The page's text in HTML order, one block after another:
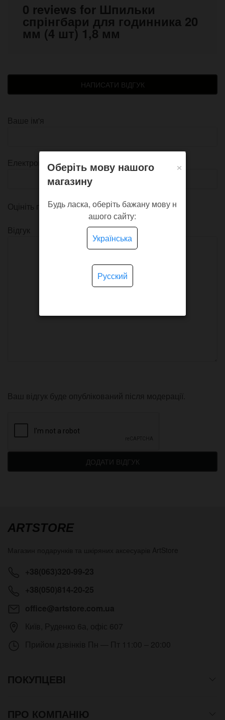
0 reviews for Шпильки
спрінгбари для годинника 20
мм (4 шт) 1,8 мм
НАПИСАТИ ВІДГУК
Ваше ім'я
Електронна пошта
Оцініть продукт
Відгук
Ваш відгук буде опублікований після модерації.
ДОДАТИ ВІДГУК
ARTSTORE
ПОКУПЦЕВІ
ПРО КОМПАНІЮ
×
Оберіть мову нашого
магазину
Будь ласка, оберіть бажану мову н
ашого сайту:
Українська
Русский